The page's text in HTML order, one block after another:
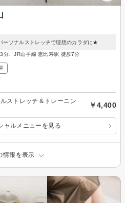
ーソナルストレッチで理想のカラダに★
分、JR山手線 恵比寿駅 徒歩7分
ストレッチ＆トレーニン
￥4,400
ャルメニューを見る
情報を表示